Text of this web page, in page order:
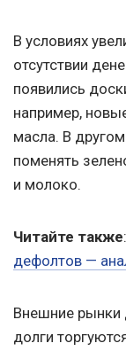
В условиях
отсутствии
появились
например,
масла. В
поменять
и молоко.
Читайте также:
дефолтов —
Внешние рынки
долги